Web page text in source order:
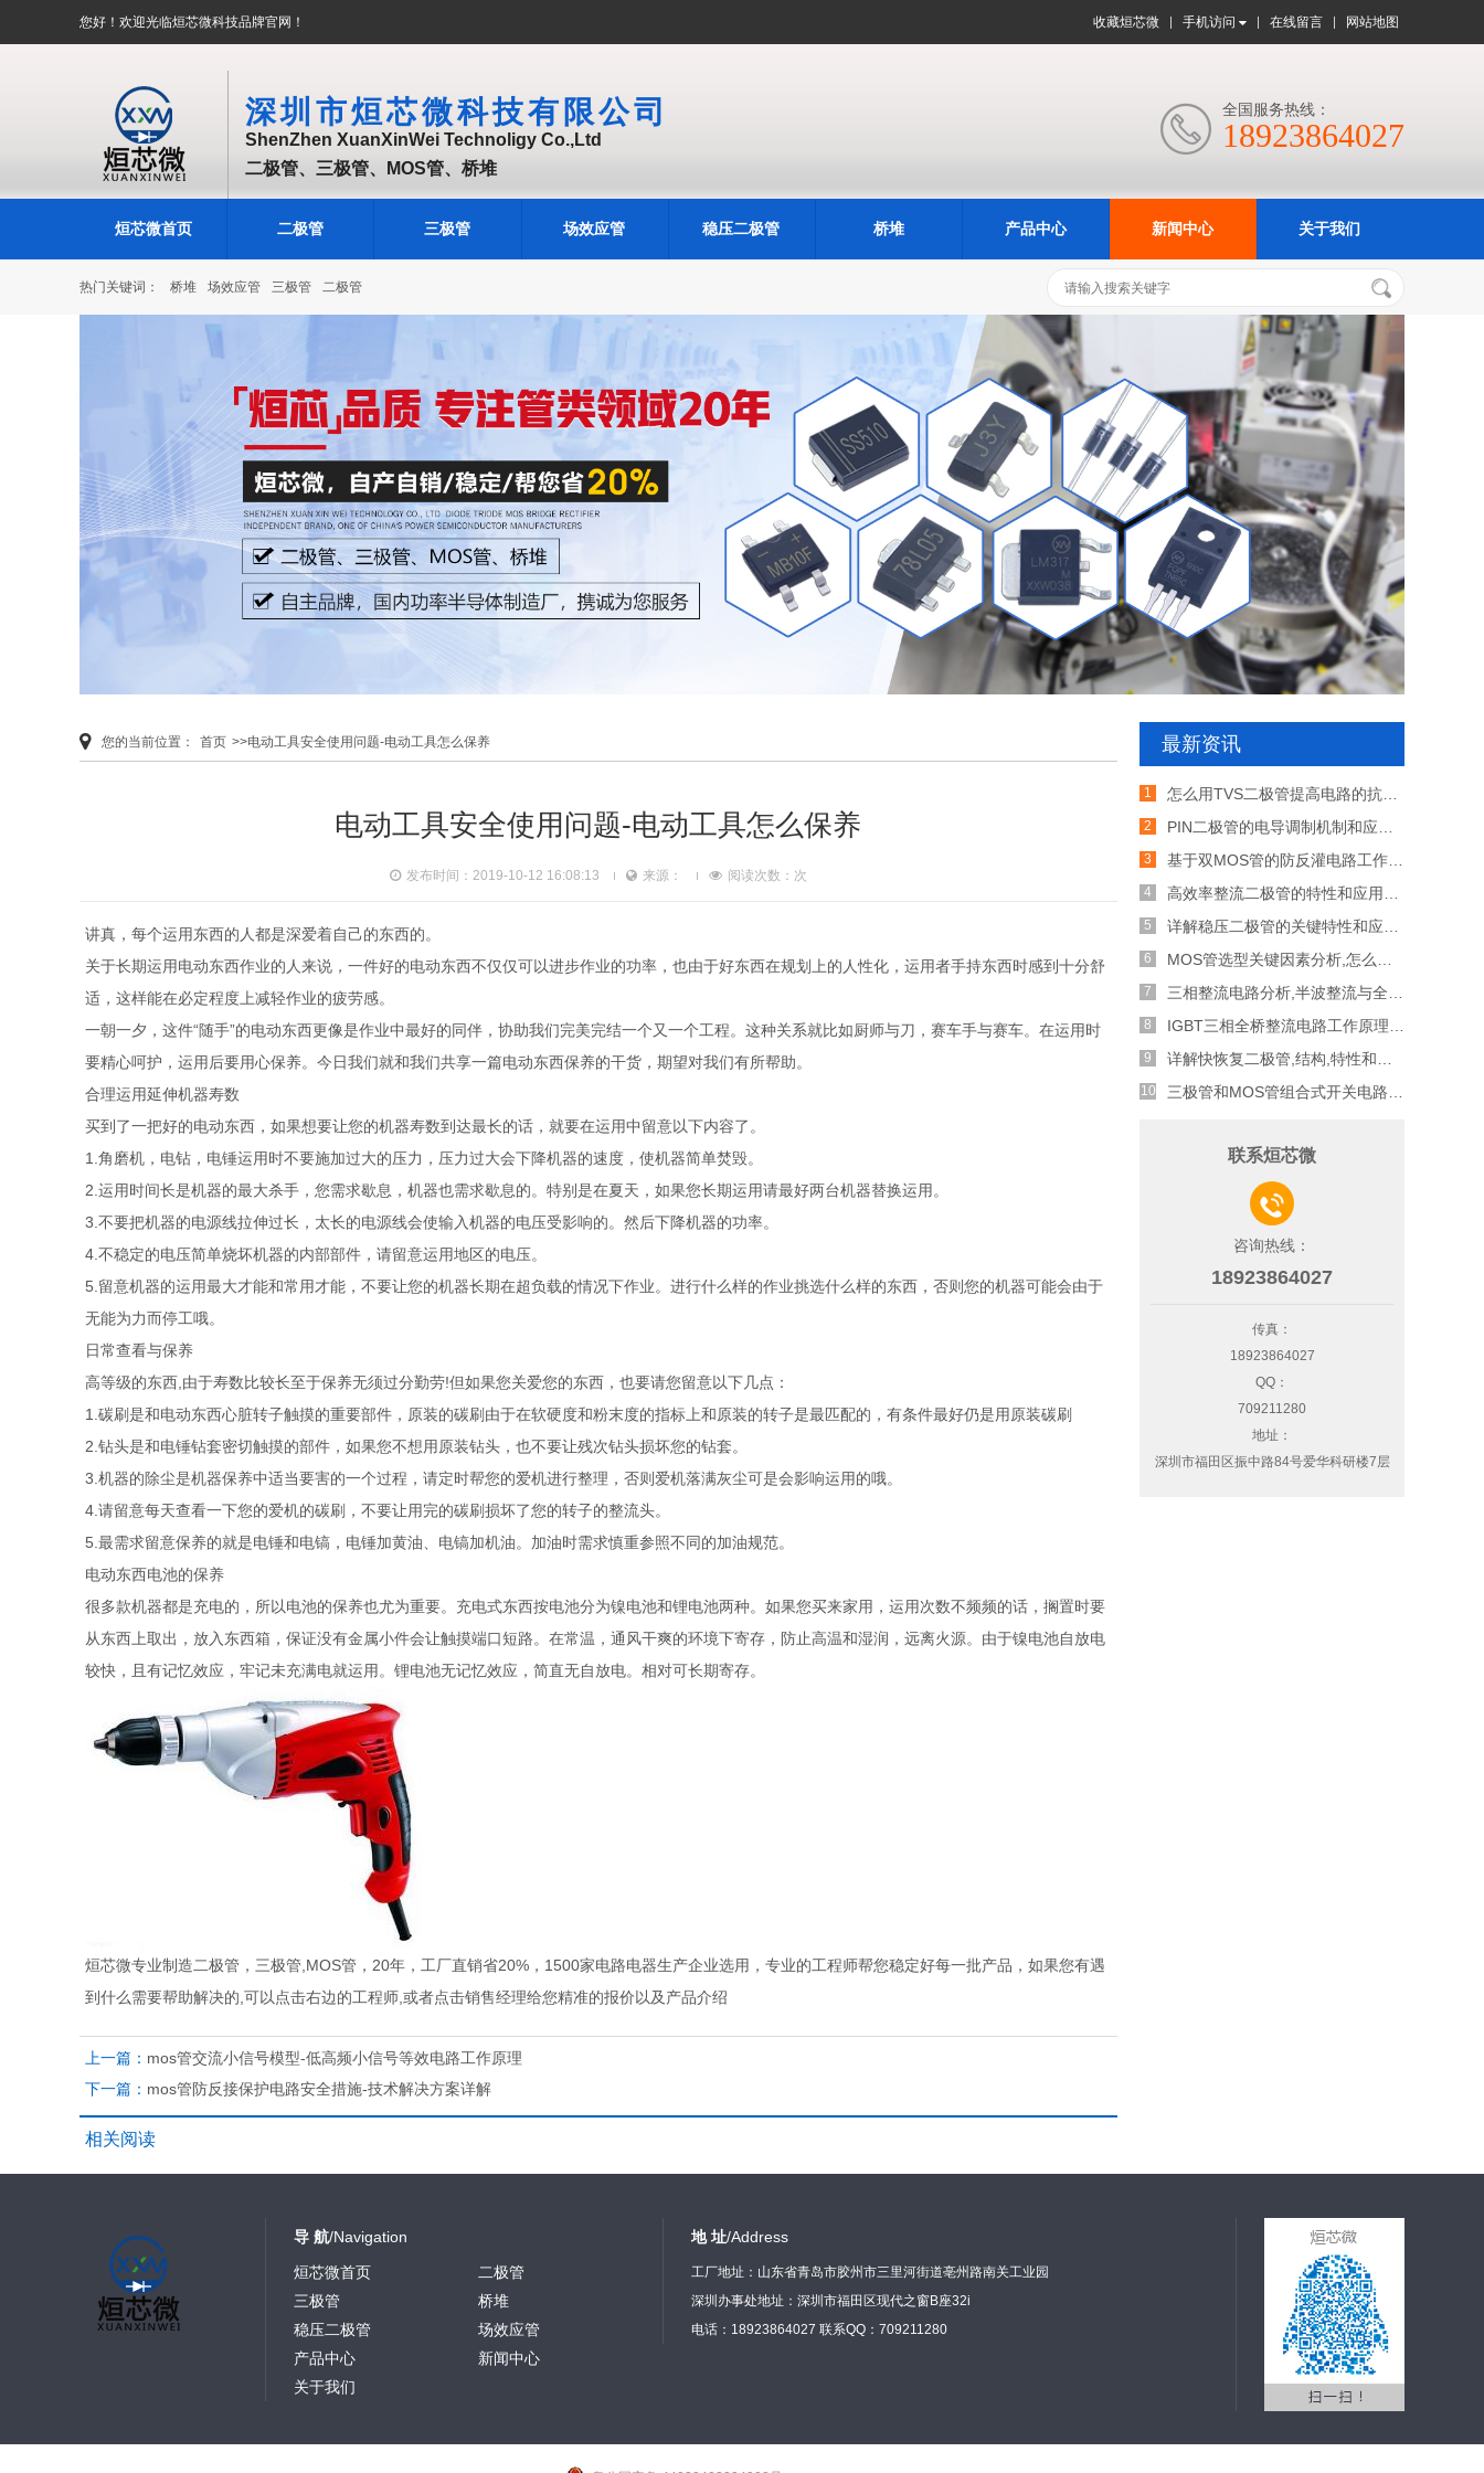
您好！欢迎光临烜芯微科技品牌官网！ 收藏烜芯微 手机访问 在线留言 网站地图
深圳市烜芯微科技有限公司
ShenZhen XuanXinWei Technoligy Co.,Ltd
二极管、三极管、MOS管、桥堆
 全国服务热线：
18923864027
烜芯微首页 二极管 三极管 场效应管 稳压二极管 桥堆 产品中心 新闻中心 关于我们
热门关键词： 桥堆 场效应管 三极管 二极管
您的当前位置： 首页 >>电动工具安全使用问题-电动工具怎么保养
电动工具安全使用问题-电动工具怎么保养
发布时间：2019-10-12 16:08:13 来源： 阅读次数： 次
讲真，每个运用东西的人都是深爱着自己的东西的。
关于长期运用电动东西作业的人来说，一件好的电动东西不仅仅可以进步作业的功率，也由于好东西在规划上的人性化，运用者手持东西时感到十分舒
适，这样能在必定程度上减轻作业的疲劳感。
一朝一夕，这件“随手”的电动东西更像是作业中最好的同伴，协助我们完美完结一个又一个工程。这种关系就比如厨师与刀，赛车手与赛车。在运用时
要精心呵护，运用后要用心保养。今日我们就和我们共享一篇电动东西保养的干货，期望对我们有所帮助。
合理运用延伸机器寿数
买到了一把好的电动东西，如果想要让您的机器寿数到达最长的话，就要在运用中留意以下内容了。
1.角磨机，电钻，电锤运用时不要施加过大的压力，压力过大会下降机器的速度，使机器简单焚毁。
2.运用时间长是机器的最大杀手，您需求歇息，机器也需求歇息的。特别是在夏天，如果您长期运用请最好两台机器替换运用。
3.不要把机器的电源线拉伸过长，太长的电源线会使输入机器的电压受影响的。然后下降机器的功率。
4.不稳定的电压简单烧坏机器的内部部件，请留意运用地区的电压。
5.留意机器的运用最大才能和常用才能，不要让您的机器长期在超负载的情况下作业。进行什么样的作业挑选什么样的东西，否则您的机器可能会由于
无能为力而停工哦。
日常查看与保养
高等级的东西,由于寿数比较长至于保养无须过分勤劳!但如果您关爱您的东西，也要请您留意以下几点：
1.碳刷是和电动东西心脏转子触摸的重要部件，原装的碳刷由于在软硬度和粉末度的指标上和原装的转子是最匹配的，有条件最好仍是用原装碳刷
2.钻头是和电锤钻套密切触摸的部件，如果您不想用原装钻头，也不要让残次钻头损坏您的钻套。
3.机器的除尘是机器保养中适当要害的一个过程，请定时帮您的爱机进行整理，否则爱机落满灰尘可是会影响运用的哦。
4.请留意每天查看一下您的爱机的碳刷，不要让用完的碳刷损坏了您的转子的整流头。
5.最需求留意保养的就是电锤和电镐，电锤加黄油、电镐加机油。加油时需求慎重参照不同的加油规范。
电动东西电池的保养
很多款机器都是充电的，所以电池的保养也尤为重要。充电式东西按电池分为镍电池和锂电池两种。如果您买来家用，运用次数不频频的话，搁置时要
从东西上取出，放入东西箱，保证没有金属小件会让触摸端口短路。在常温，通风干爽的环境下寄存，防止高温和湿润，远离火源。由于镍电池自放电
较快，且有记忆效应，牢记未充满电就运用。锂电池无记忆效应，简直无自放电。相对可长期寄存。
烜芯微专业制造二极管，三极管,MOS管，20年，工厂直销省20%，1500家电路电器生产企业选用，专业的工程师帮您稳定好每一批产品，如果您有遇
到什么需要帮助解决的,可以点击右边的工程师,或者点击销售经理给您精准的报价以及产品介绍
上一篇： mos管交流小信号模型-低高频小信号等效电路工作原理
下一篇： mos管防反接保护电路安全措施-技术解决方案详解
相关阅读
最新资讯
怎么用TVS二极管提高电路的抗突波能力
PIN二极管的电导调制机制和应用介绍
基于双MOS管的防反灌电路工作原理介绍
高效率整流二极管的特性和应用介绍
详解稳压二极管的关键特性和应用原理
MOS管选型关键因素分析,怎么选择合适的参数
三相整流电路分析,半波整流与全波整流的工作原理
IGBT三相全桥整流电路工作原理介绍
详解快恢复二极管,结构,特性和应用介绍
三极管和MOS管组合式开关电路分析
联系烜芯微

咨询热线：
18923864027
传真：
18923864027
QQ：
709211280
地址：
深圳市福田区振中路84号爱华科研楼7层
导 航/Navigation
烜芯微首页
二极管
三极管
桥堆
稳压二极管
场效应管
产品中心
新闻中心
关于我们
地 址/Address
工厂地址：山东省青岛市胶州市三里河街道亳州路南关工业园
深圳办事处地址：深圳市福田区现代之窗B座32i
电话：18923864027 联系QQ：709211280